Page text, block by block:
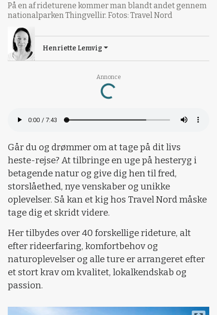
Annonce
Loading...
På en af rideturene kommer man blandt andet gennem
nationalparken Thingvellir. Fotos: Travel Nord
Henriette Lemvig
Går du og drømmer om at tage på dit livs
heste-rejse? At tilbringe en uge på hesteryg i
betagende natur og give dig hen til fred,
storslåethed, nye venskaber og unikke
oplevelser. Så kan et kig hos Travel Nord måske
tage dig et skridt videre.
Her tilbydes over 40 forskellige rideture, alt
efter rideerfaring, komfortbehov og
naturoplevelser og alle ture er arrangeret efter
et stort krav om kvalitet, lokalkendskab og
passion.